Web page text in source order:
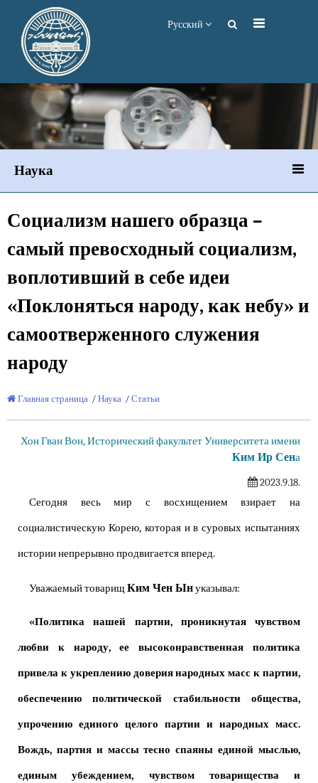
Русский
Наука
Социализм нашего образца –
самый превосходный социализм,
воплотивший в себе идеи
«Поклоняться народу, как небу» и
самоотверженного служения
народу
Главная страница / Наука / Статьи
Хон Гван Вон, Исторический факультет Университета имени
Ким Ир Сена
2023.9.18.
Сегодня весь мир с восхищением взирает на
социалистическую Корею, которая и в суровых испытаниях
истории непрерывно продвигается вперед.
Уважаемый товарищ Ким Чен Ынуказывал:
«Политика нашей партии, проникнутая чувством
любви к народу, ее высоконравственная политика
привела к укреплению доверия народных масс к партии,
обеспечению политической стабильности общества,
упрочению единого целого партии и народных масс.
Вождь, партия и массы тесно спаяны единой мыслью,
единым убеждением, чувством товарищества и